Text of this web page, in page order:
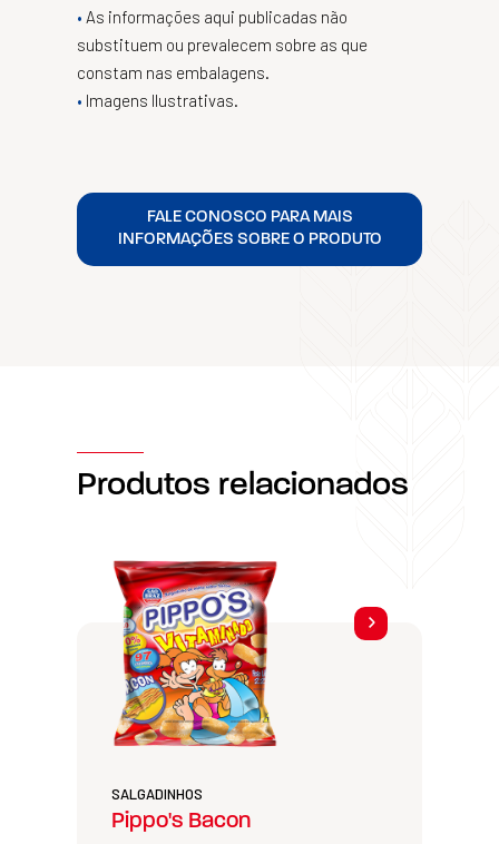
As informações aqui publicadas não
substituem ou prevalecem sobre as que
constam nas embalagens.
Imagens Ilustrativas.
FALE CONOSCO PARA MAIS
INFORMAÇÕES SOBRE O PRODUTO
Produtos relacionados
SALGADINHOS
Pippo's Bacon